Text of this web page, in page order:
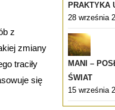
z
zmiany
traciły
się
PRAKTYKA
28 września
MANI –
ŚWIAT
15 września